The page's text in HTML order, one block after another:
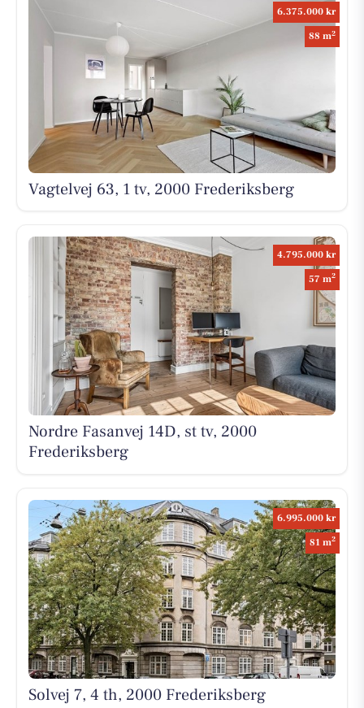
6.375.000 kr
88 m2
Vagtelvej 63, 1 tv, 2000 Frederiksberg
4.795.000 kr
57 m2
Nordre Fasanvej 14D, st tv, 2000
Frederiksberg
6.995.000 kr
81 m2
Solvej 7, 4 th, 2000 Frederiksberg